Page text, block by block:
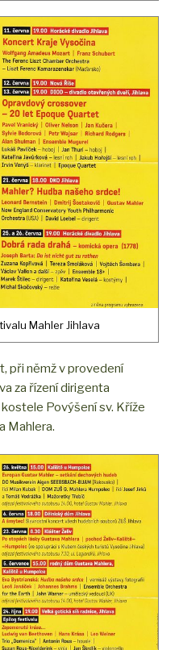
Mahler Jihlava
při němž v provedení
za řízení dirigenta
Povýšení sv. Kříže
Mahlera.